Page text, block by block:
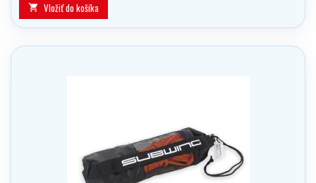
 Vložiť do košíka